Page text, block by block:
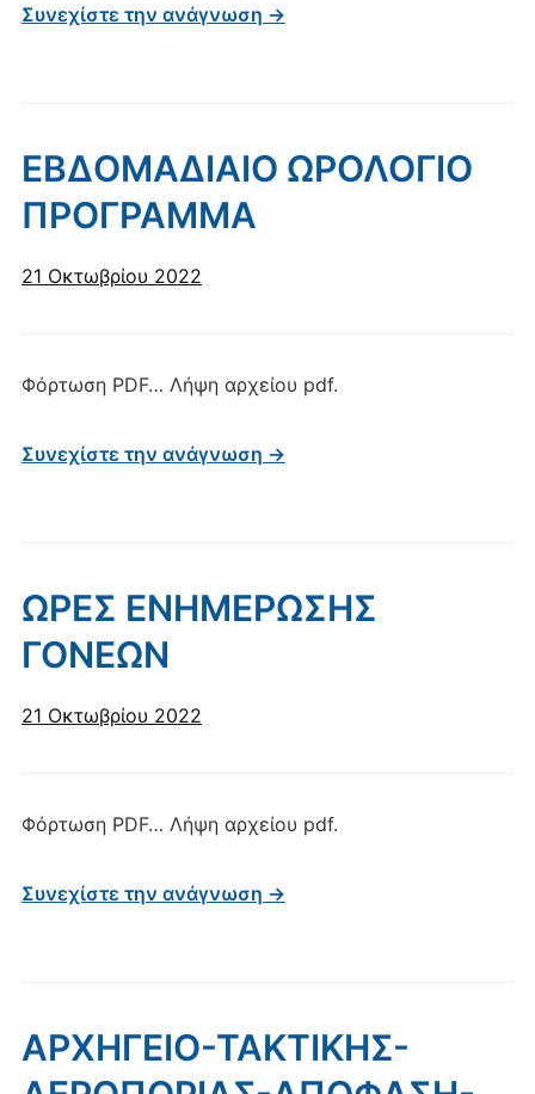
Συνεχίστε την ανάγνωση →
ΕΒΔΟΜΑΔΙΑΙΟ ΩΡΟΛΟΓΙΟ
ΠΡΟΓΡΑΜΜΑ
21 Οκτωβρίου 2022
Φόρτωση PDF… Λήψη αρχείου pdf.
Συνεχίστε την ανάγνωση →
ΩΡΕΣ ΕΝΗΜΕΡΩΣΗΣ
ΓΟΝΕΩΝ
21 Οκτωβρίου 2022
Φόρτωση PDF… Λήψη αρχείου pdf.
Συνεχίστε την ανάγνωση →
ΑΡΧΗΓΕΙΟ-ΤΑΚΤΙΚΗΣ-